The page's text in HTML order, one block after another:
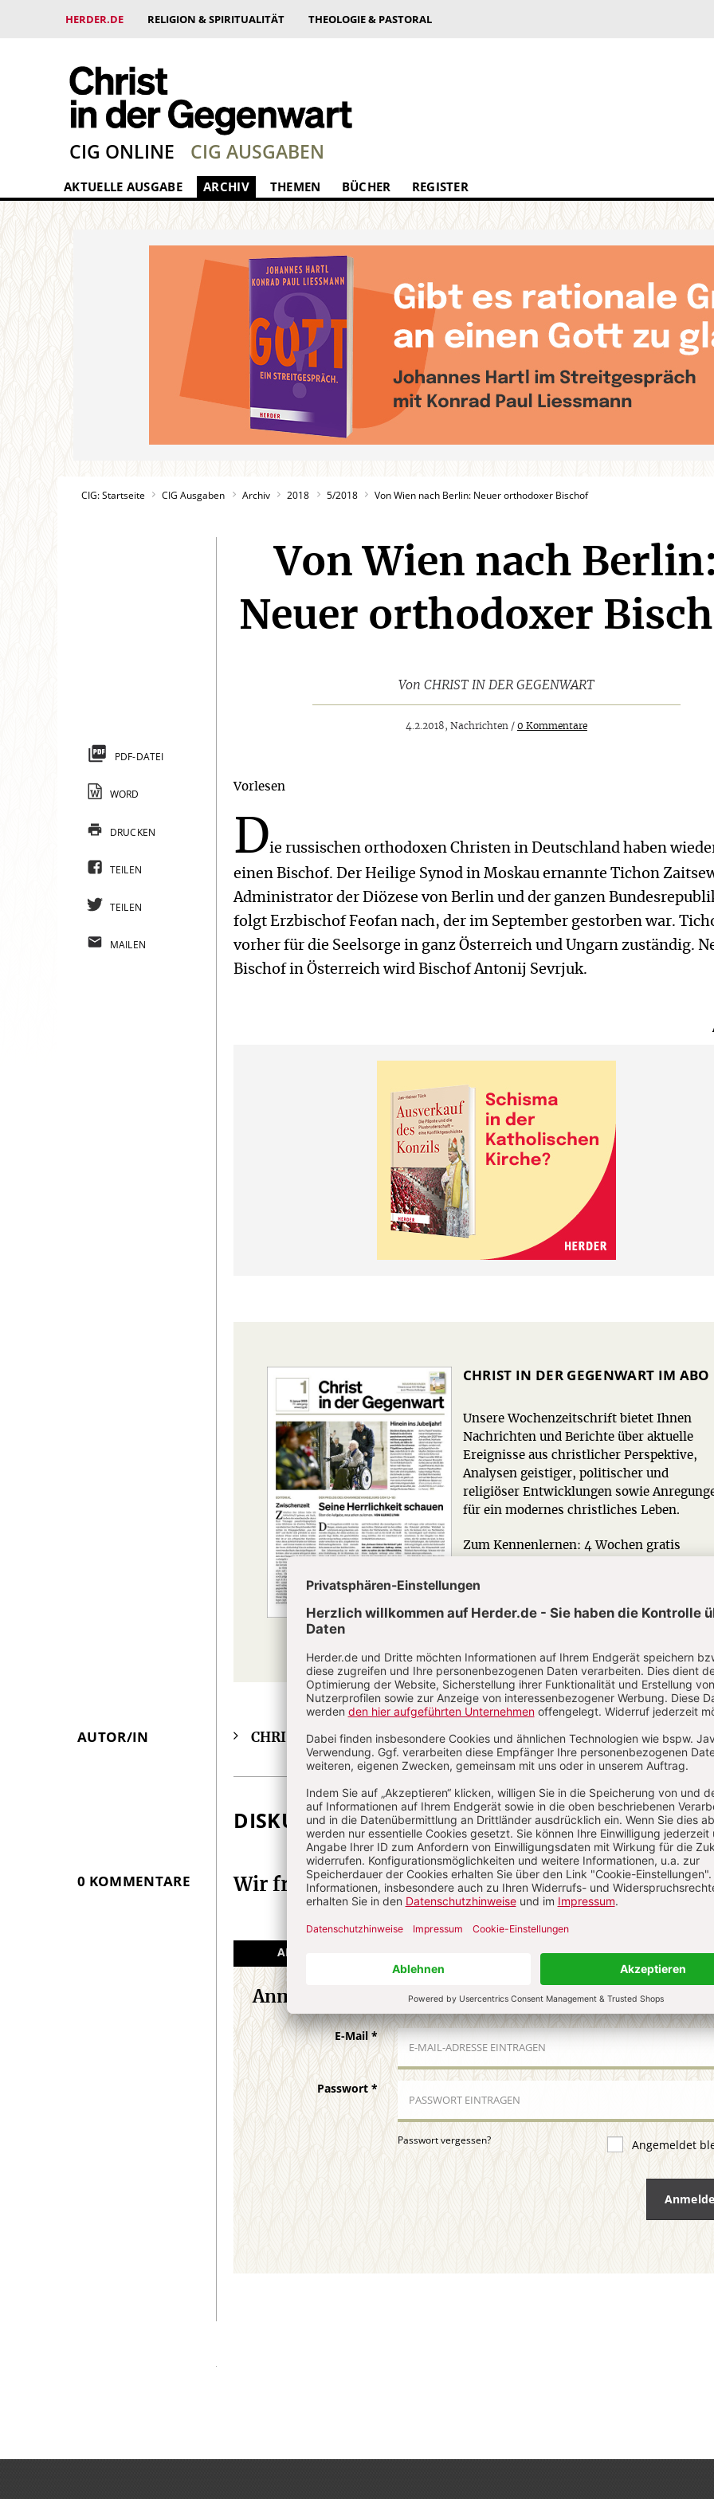
HERDER.DE RELIGION & SPIRITUALITÄT THEOLOGIE & PASTORAL
CIG ONLINE CIG AUSGABEN
AKTUELLE AUSGABE ARCHIV THEMEN BÜCHER REGISTER
CIG: Startseite CIG Ausgaben Archiv 2018 5/2018 Von Wien nach Berlin: Neuer orthodoxer Bischof
Von Wien nach
Neuer orthodoxer
Von CHRIST IN DER GEGENWART
4.2.2018, Nachrichten / 0 Kommentare
Vorlesen
Die russischen orthodoxen Christen in Deutschland haben
einen Bischof. Der Heilige Synod in Moskau ernannte Tichon
Administrator der Diözese von Berlin und der ganzen
folgt Erzbischof Feofan nach, der im September gestorben war.
vorher für die Seelsorge in ganz Österreich und Ungarn zuständig.
Bischof in Österreich wird Bischof Antonij Sevrjuk.
CHRIST IN DER GEGENWART IM ABO
Unsere Wochenzeitschrift bietet Ihnen
Nachrichten und Berichte über aktuelle
Ereignisse aus christlicher Perspektive,
Analysen geistiger, politischer und
religiöser Entwicklungen sowie
für ein modernes christliches Leben.
Zum Kennenlernen: 4 Wochen gratis
PDF-DATEI
WORD
DRUCKEN
TEILEN
TEILEN
MAILEN
Überschrift
AUTOR/IN CHRIST IN DER GEGENWART Die Redaktion.
DISKUSSION
0 KOMMENTARE Wir freuen uns über Ihren Kommentar
ANGEMELDET KOMMENTIEREN ALS GAST KOMMENTIEREN
Anmeldung
E-Mail*
Passwort*
Passwort vergessen? Angemeldet